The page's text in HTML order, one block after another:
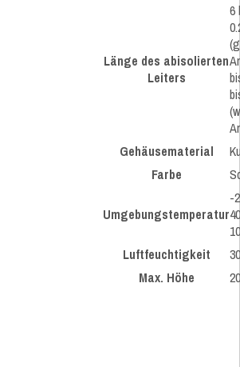
Länge des abisolierten
Leiters
6
Gehäusematerial
Farbe
Umgebungstemperatur
-
Luftfeuchtigkeit
Max. Höhe